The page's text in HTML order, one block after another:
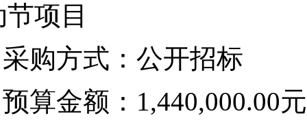
项目
采购方式：公开招标
预算金额：1,440,000.00元